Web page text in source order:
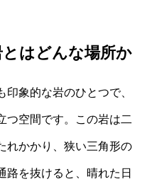
はどんな場所か
象的な岩のひとつで、
つ空間です。この岩は二
れかかり、狭い三角形の
路を抜けると、晴れた日